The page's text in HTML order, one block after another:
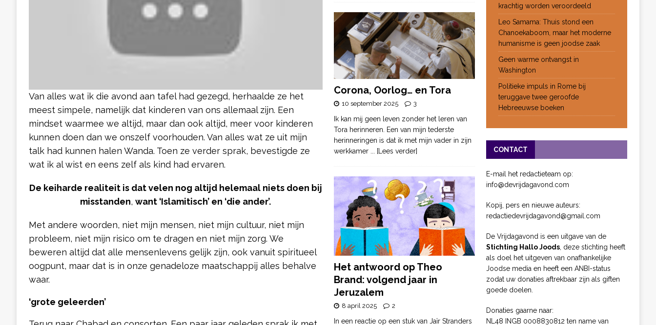
Van alles wat ik die avond aan tafel had gezegd, herhaalde ze het
meest simpele, namelijk dat kinderen van ons allemaal zijn. Een
mindset waarmee we altijd, maar dan ook altijd, meer voor kinderen
kunnen doen dan we onszelf voorhouden. Van alles wat ze uit mijn
talk had kunnen halen Wanda. Toen ze verder sprak, bevestigde ze
wat ik al wist en eens zelf als kind had ervaren.
De keiharde realiteit is dat velen nog altijd helemaal niets doen bij
misstanden,want ‘Islamitisch’ en ‘die ander’.
Met andere woorden, niet mijn mensen, niet mijn cultuur, niet mijn
probleem, niet mijn risico om te dragen en niet mijn zorg. We
beweren altijd dat alle mensenlevens gelijk zijn, ook vanuit spiritueel
oogpunt, maar dat is in onze genadeloze maatschappij alles behalve
waar.
‘grote geleerden’
Corona, Oorlog… en Tora
10 september 2025 3
Ik kan mij geen leven zonder het leren van
Tora herinneren. Een van mijn tederste
herinneringen is dat ik met mijn vader in zijn
werkkamer ... [Lees verder]
Het antwoord op Theo
Brand: volgend jaar in
Jeruzalem
8 april 2025 2
In een reactie op een stuk van Jaïr Stranders
krachtig worden veroordeeld
Leo Samama: Thuis stond een
Chanoekaboom, maar het moderne
humanisme is geen joodse zaak
Geen warme ontvangst in
Washington
Politieke impuls in Rome bij
teruggave twee geroofde
Hebreeuwse boeken
CONTACT
E-mail het redactieteam op:
info@devrijdagavond.com
Kopij, pers en nieuwe auteurs:
redactiedevrijdagavond@gmail.com
De Vrijdagavond is een uitgave van de
Stichting Hallo Joods, deze stichting heeft
als doel het uitgeven van onafhankelijke
Joodse media en heeft een ANBI-status
zodat uw donaties aftrekbaar zijn als giften
goede doelen.
Donaties gaarne naar:
NL48 INGB 0008830812 ten name van